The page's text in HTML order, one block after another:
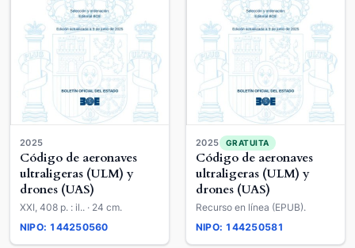
2025
Código de aeronaves
ultraligeras (ULM) y
drones (UAS)
XXI, 408 p. : il.. · 24 cm.
NIPO: 144250560
2025 GRATUITA
Código de aeronaves
ultraligeras (ULM) y
drones (UAS)
Recurso en línea (EPUB).
NIPO: 144250581